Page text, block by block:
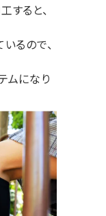
すると、
るので、
ムになり